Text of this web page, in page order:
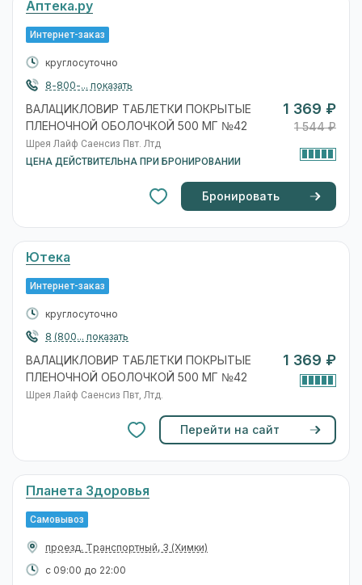
Аптека.ру
Интернет-заказ
круглосуточно
8-800-... показать
ВАЛАЦИКЛОВИР ТАБЛЕТКИ ПОКРЫТЫЕ
ПЛЕНОЧНОЙ ОБОЛОЧКОЙ 500 МГ №42
Шрея Лайф Саенсиз Пвт. Лтд
ЦЕНА ДЕЙСТВИТЕЛЬНА ПРИ БРОНИРОВАНИИ
1 369 ₽
1 544 ₽
Бронировать
Ютека
Интернет-заказ
круглосуточно
8 (800... показать
ВАЛАЦИКЛОВИР ТАБЛЕТКИ ПОКРЫТЫЕ
ПЛЕНОЧНОЙ ОБОЛОЧКОЙ 500 МГ №42
Шрея Лайф Саенсиз Пвт, Лтд.
1 369 ₽
Перейти на сайт
Планета Здоровья
Самовывоз
проезд. Транспортный, 3 (Химки)
с 09:00 до 22:00